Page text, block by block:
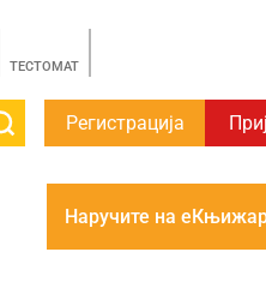
TЕСТОМАТ
Регистрација
Наручите на